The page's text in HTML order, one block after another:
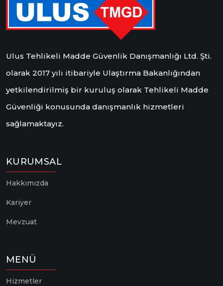
Ulus Tehlikeli Madde Güvenlik Danışmanlığı Ltd. Şti.
olarak 2017 yılı itibariyle Ulaştırma Bakanlığından
yetkilendirilmiş bir kuruluş olarak Tehlikeli Madde
Güvenliği konusunda danışmanlık hizmetleri
sağlamaktayız.
KURUMSAL
Hakkımızda
Kariyer
Mevzuat
MENÜ
Hizmetler